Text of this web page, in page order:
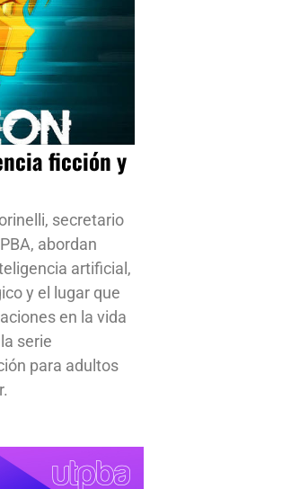
ficción y
secretario
abordan
artificial,
y el lugar que
en la vida
serie
para adultos